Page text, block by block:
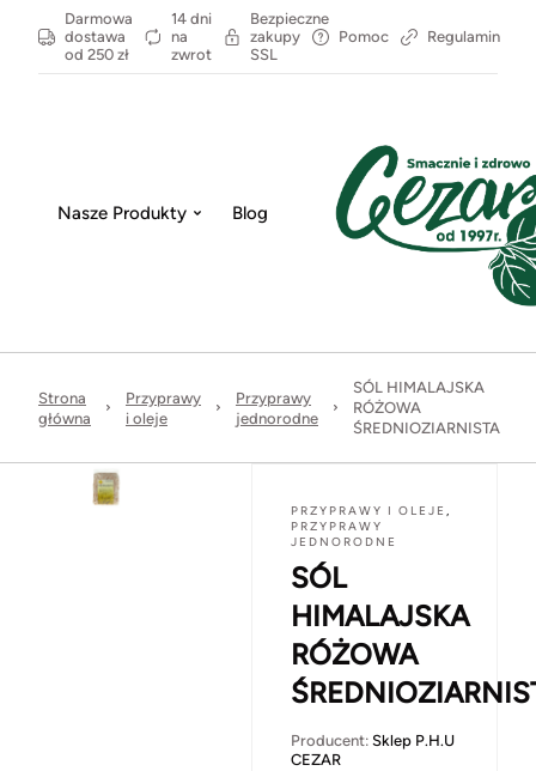
Darmowa
dostawa
od 250 zł
14 dni
na
zwrot
Bezpieczne
zakupy
SSL
Pomoc Regulamin
Nasze Produkty Blog
Strona
główna
Przyprawy
i oleje
Przyprawy
jednorodne
SÓL HIMALAJSKA
RÓŻOWA
ŚREDNIOZIARNISTA
PRZYPRAWY I OLEJE ,
PRZYPRAWY
JEDNORODNE
SÓL
HIMALAJSKA
RÓŻOWA
Producent: Sklep P.H.U
CEZAR